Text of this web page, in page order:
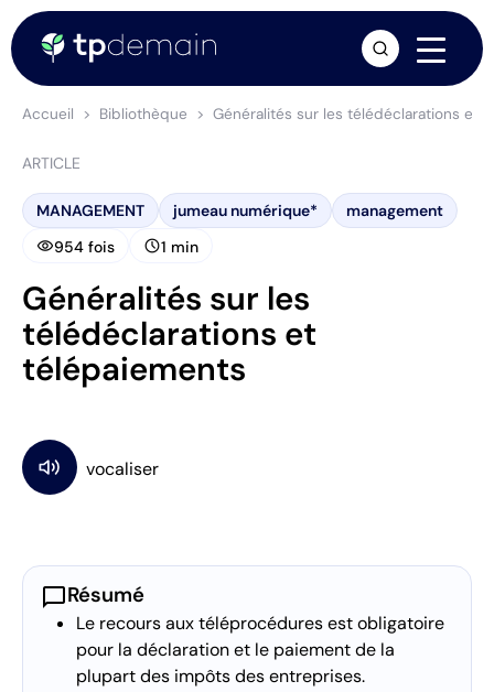
Accueil Bibliothèque Généralités sur les télédéclarations et
ARTICLE
MANAGEMENT jumeau numérique* management
visibility954 fois schedule1 min
Généralités sur les
télédéclarations et
télépaiements
chat_bubbleRésumé
Le recours aux téléprocédures est obligatoire
pour la déclaration et le paiement de la
plupart des impôts des entreprises.
arrow_forward